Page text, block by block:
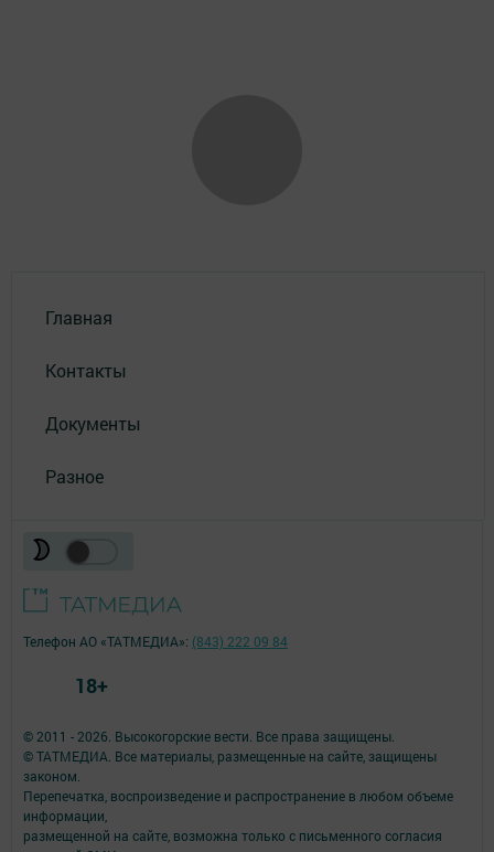
Главная
Контакты
Документы
Разное
© 2011 - 2026. Высокогорские вести. Все права защищены.
© ТАТМЕДИА. Все материалы, размещенные на сайте, защищены
законом.
Перепечатка, воспроизведение и распространение в любом объеме
информации,
размещенной на сайте, возможна только с письменного согласия
Телефон АО «ТАТМЕДИА»: (843) 222 09 84
18+